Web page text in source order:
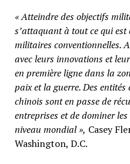
« Atteindre des objectifs
s’attaquant à tout ce qui est
militaires conventionnelles.
avec leurs innovations et
en première ligne dans la
paix et la guerre. Des
chinois sont en passe de
entreprises et de dominer
niveau mondial », Casey
Washington, D.C.